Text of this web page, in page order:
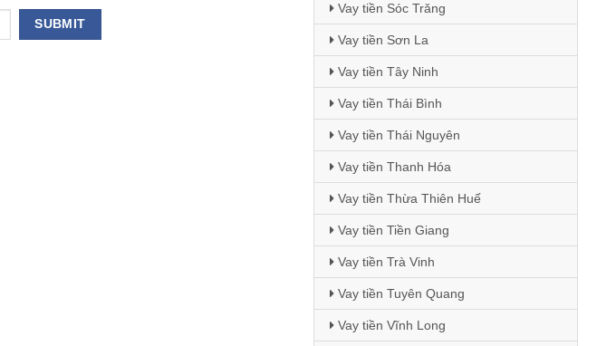
Vay tiền Sóc Trăng
Vay tiền Sơn La
Vay tiền Tây Ninh
Vay tiền Thái Bình
Vay tiền Thái Nguyên
Vay tiền Thanh Hóa
Vay tiền Thừa Thiên Huế
Vay tiền Tiền Giang
Vay tiền Trà Vinh
Vay tiền Tuyên Quang
Vay tiền Vĩnh Long